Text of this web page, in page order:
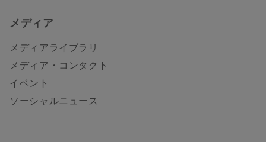
メディア
メディアライブラリ
メディア・コンタクト
イベント
ソーシャルニュース